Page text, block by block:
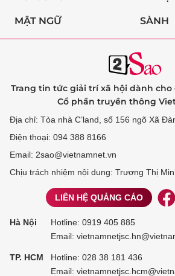
MẬT NGỮ SÀNH
Trang tin tức giải trí xã hội dành
Cổ phần truyền thông
Địa chỉ: Tòa nhà C’land, số 156 ngõ Xã
Điện thoại: 094 388 8166
Email: 2sao@vietnamnet.vn
Chịu trách nhiệm nội dung: Trương Thị
LIÊN HỆ QUẢNG CÁO
Hà Nội Hotline: 0919 405 885
Email:
TP. HCM Hotline: 028 38 181 436
Email: